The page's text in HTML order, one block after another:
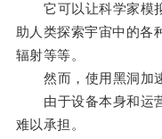
它可以让科学家模拟
助人类探索宇宙中的各
辐射等等。
然而，使用黑洞加速
由于设备本身和运营
难以承担。